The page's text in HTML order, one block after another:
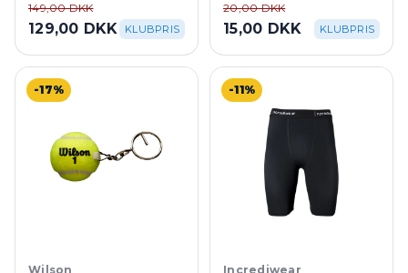
149,00 DKK
129,00 DKK KLUBPRIS
20,00 DKK
15,00 DKK KLUBPRIS
-17%
Wilson
-11%
Incrediwear